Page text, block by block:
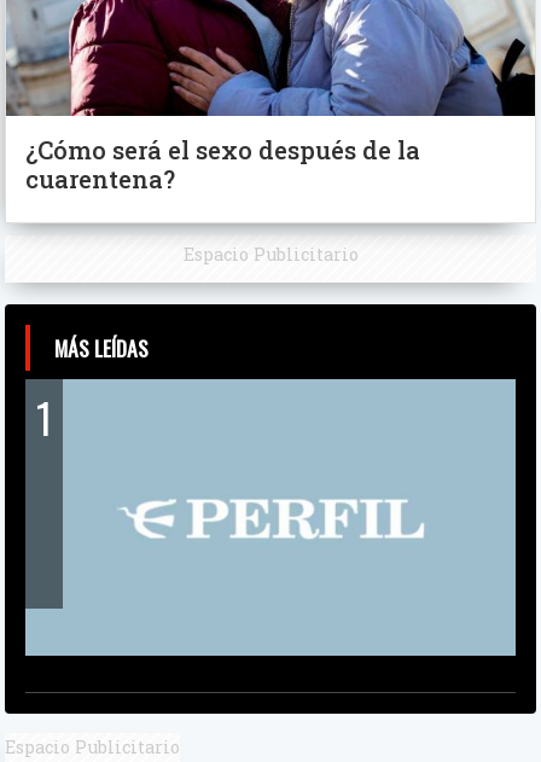
¿Cómo será el sexo después de la
cuarentena?
Espacio Publicitario
MÁS LEÍDAS
1
Espacio Publicitario